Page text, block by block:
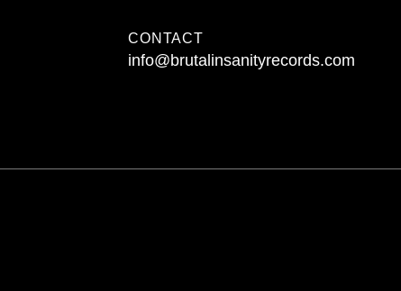
CONTACT
info@brutalinsanityrecords.com